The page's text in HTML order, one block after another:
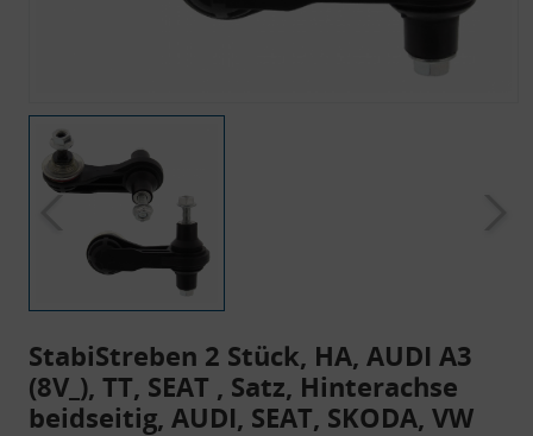
StabiStreben 2 Stück, HA, AUDI A3
(8V_), TT, SEAT , Satz, Hinterachse
beidseitig, AUDI, SEAT, SKODA, VW